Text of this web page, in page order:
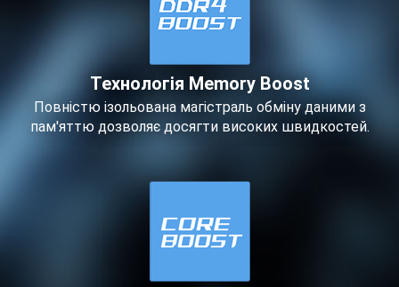
Технологія Memory Boost
Повністю ізольована магістраль обміну даними з
пам'яттю дозволяє досягти високих швидкостей.